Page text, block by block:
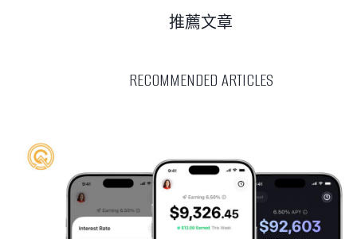
RECOMMENDED ARTICLES
推薦文章